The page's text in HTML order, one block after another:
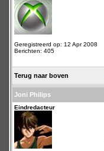
Geregistreerd op: 12 Apr 2008
Berichten: 405
Terug naar boven
Joni Philips
Eindredacteur